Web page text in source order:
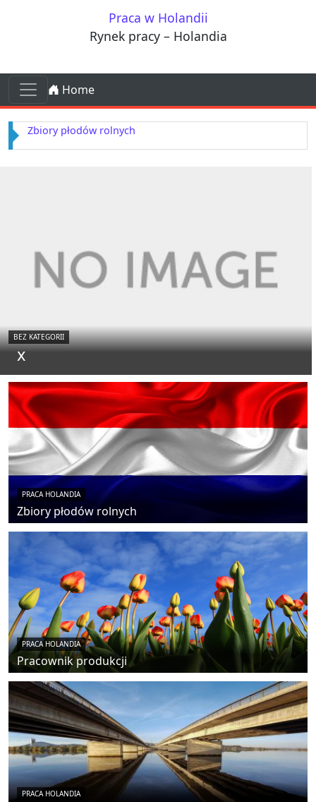
Praca w Holandii
Rynek pracy – Holandia
Przejdź do treści
Main Navigation
Home
Zbiory płodów rolnych
BEZ KATEGORII
x
PRACA HOLANDIA
Zbiory płodów rolnych
PRACA HOLANDIA
Pracownik produkcji
PRACA HOLANDIA